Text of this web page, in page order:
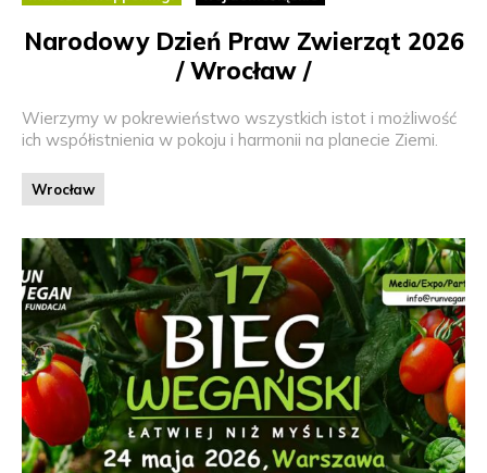
Narodowy Dzień Praw Zwierząt 2026
/ Wrocław /
Wierzymy w pokrewieństwo wszystkich istot i możliwość
ich współistnienia w pokoju i harmonii na planecie Ziemi.
Wrocław